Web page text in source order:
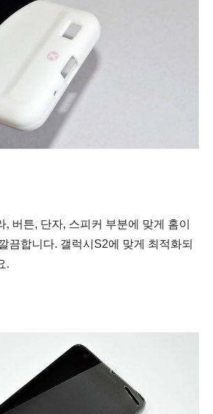
, 버튼, 단자, 스피커 부분에 맞게 홈이
끔합니다. 갤럭시S2에 맞게 최적화되
.